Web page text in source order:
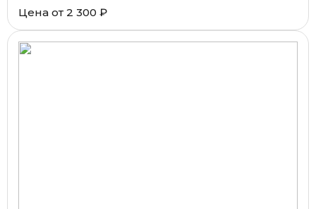
Цена от 2 300 ₽